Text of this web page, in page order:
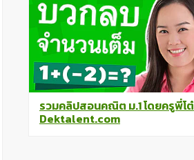
รวมคลิปสอนคณิต ม.1 โดยครูพี่โต๋
Dektalent.com